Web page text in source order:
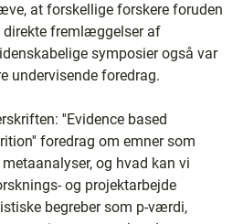
at forskellige forskere foruden
fremlæggelser af
symposier også var
undervisende foredrag.
''Evidence based
foredrag om emner som
og hvad kan vi
og projektarbejde
begreber som p-værdi,